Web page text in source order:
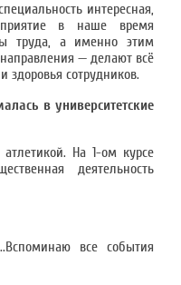
интересная,
в наше время
труда, а именно этим
— делают всё
здоровья сотрудников.
в университетские
На 1-ом курсе
деятельность
все события